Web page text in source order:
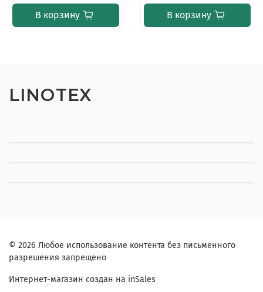
В корзину В корзину
LINOTEX
© 2026 Любое использование контента без письменного
разрешения запрещено
Интернет-магазин создан на inSales